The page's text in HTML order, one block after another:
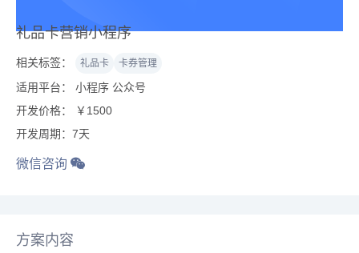
礼品卡营销小程序
相关标签： 礼品卡 卡券管理
适用平台： 小程序 公众号
开发价格： ￥1500
开发周期：7天
微信咨询
方案内容